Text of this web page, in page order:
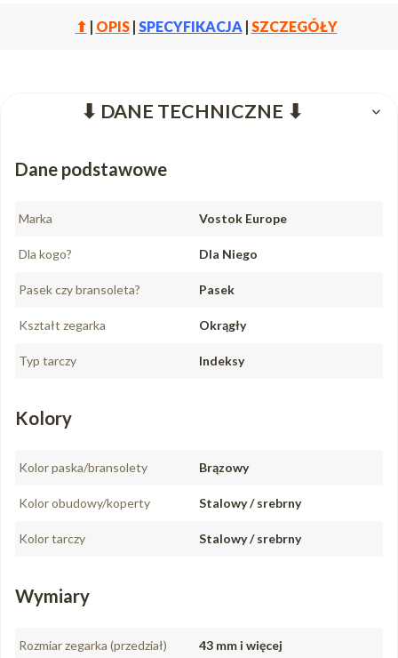
⬆ OPIS| SPECYFIKACJA| SZCZEGÓŁY
⬇ DANE TECHNICZNE ⬇
Dane podstawowe
Marka Vostok Europe
Dla kogo? Dla Niego
Pasek czy bransoleta? Pasek
Kształt zegarka Okrągły
Typ tarczy Indeksy
Kolory
Kolor paska/bransolety Brązowy
Kolor obudowy/koperty Stalowy / srebrny
Kolor tarczy Stalowy / srebrny
Wymiary
Rozmiar zegarka (przedział) 43 mm i więcej